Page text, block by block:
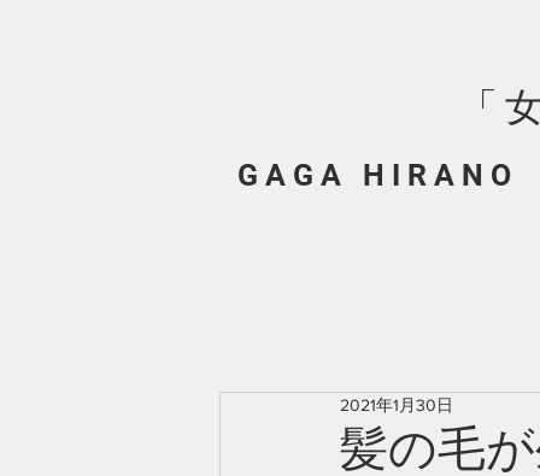
「
G A G A H I R A N O
髪の毛
2021年1月30日